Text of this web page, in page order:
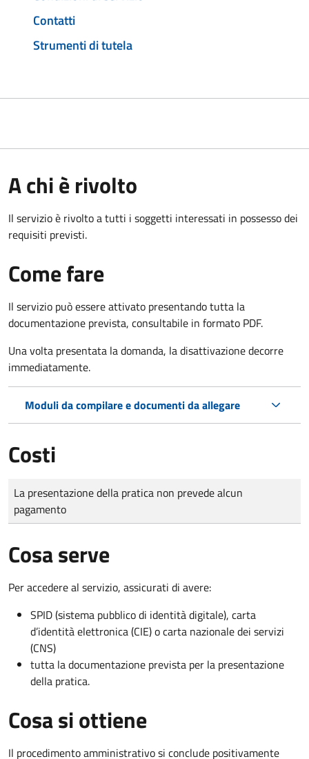
Contatti
Strumenti di tutela
A chi è rivolto
Il servizio è rivolto a tutti i soggetti interessati in possesso dei
requisiti previsti.
Come fare
Il servizio può essere attivato presentando tutta la
documentazione prevista, consultabile in formato PDF.
Una volta presentata la domanda, la disattivazione decorre
immediatamente.
Moduli da compilare e documenti da allegare
Costi
Tipo di pagamento
Importo
La presentazione della pratica non prevede alcun
pagamento
Cosa serve
Per accedere al servizio, assicurati di avere:
SPID (sistema pubblico di identità digitale), carta
d’identità elettronica (CIE) o carta nazionale dei servizi
(CNS)
tutta la documentazione prevista per la presentazione
della pratica.
Cosa si ottiene
Il procedimento amministrativo si conclude positivamente